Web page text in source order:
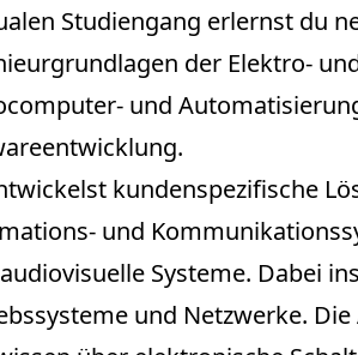
Studiengang erlernst du
der Elektro-
und
kundenspezifische
und
Systeme. Dabei
und Netzwerke.